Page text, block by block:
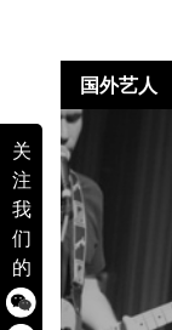
关
注
我
们
的
国外艺人